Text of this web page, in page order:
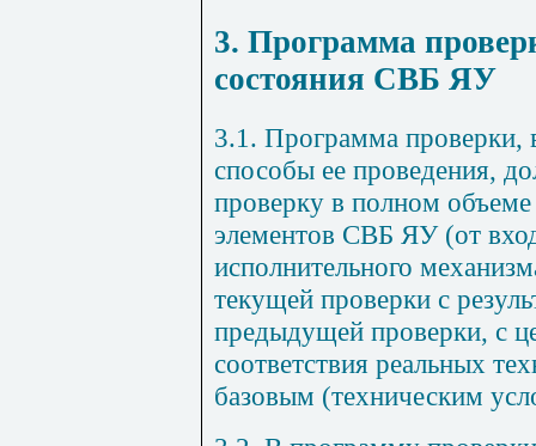
3. Программа
состояния СВБ ЯУ
3.1. Программа проверки,
способы ее проведения,
проверку в полном
элементов СВБ ЯУ (от
исполнительного
текущей проверки с
предыдущей проверки, с
соответствия реальных
базовым (техническим